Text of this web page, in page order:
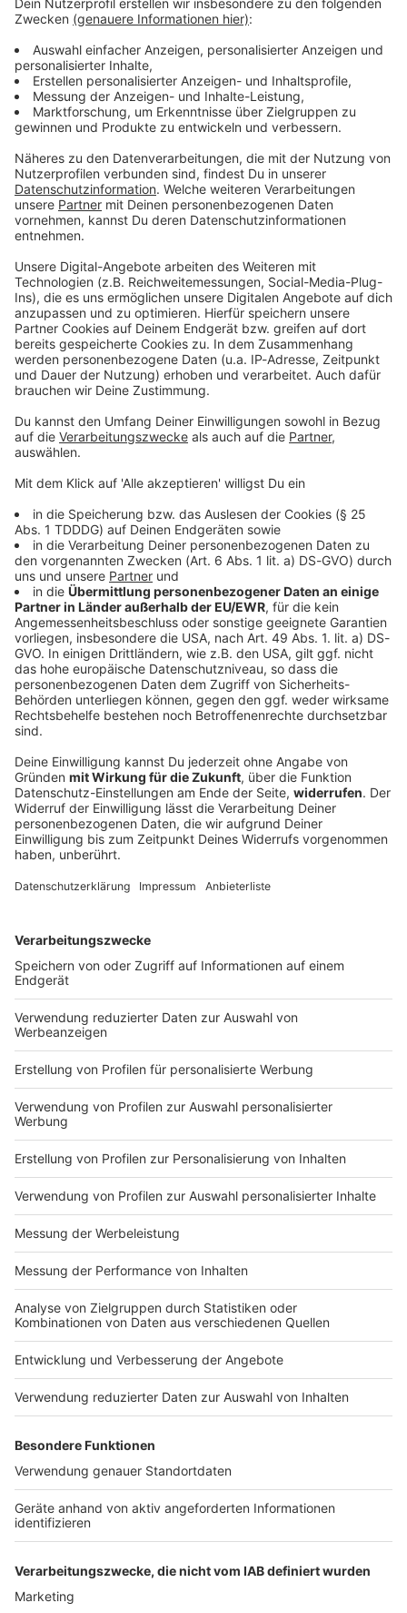
Lifestyle oder unsere neuesten Aktionen - wir
informieren dich.
Zum Newsletter anmelden
Du möchtest uns etwas sagen?
Studio Hotline
Kontaktformular
Sprachnachricht
© dpa-infocom, dpa:260125-930-592428/1
Bayern
FC Augsburg siegt beim Familientag gegen
Italien-Club
Im Duell mit Sassuolo Calcio holt der Fußball-
Bundesligist einen 0:2-Rückstand auf und tankt
Saison.
DEINE GEMERKTEN ARTIKEL
Du hast dir noch keine Artikel gemerkt
Markiere sie hierfür mit einem
Impressum
Nutzungsbedingungen
Jobs
Presse
Werben
Archiv
ANTENNE BAYERN GROUP
Stiftung ANTENNE BAYERN
hilft
Teilnahmebedingungen
Kontakt
Studio-Hotline
Verkehrs-Hotline
Newsletter